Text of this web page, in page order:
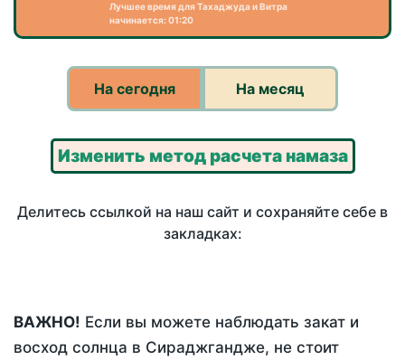
Лучшее время для Тахаджуда и Витра
начинается: 01:20
На сегодня На месяц
Изменить метод расчета намаза
Делитесь ссылкой на наш сайт и сохраняйте себе в
закладках:
ВАЖНО! Если вы можете наблюдать закат и
восход солнца в Сираджгандже, не стоит